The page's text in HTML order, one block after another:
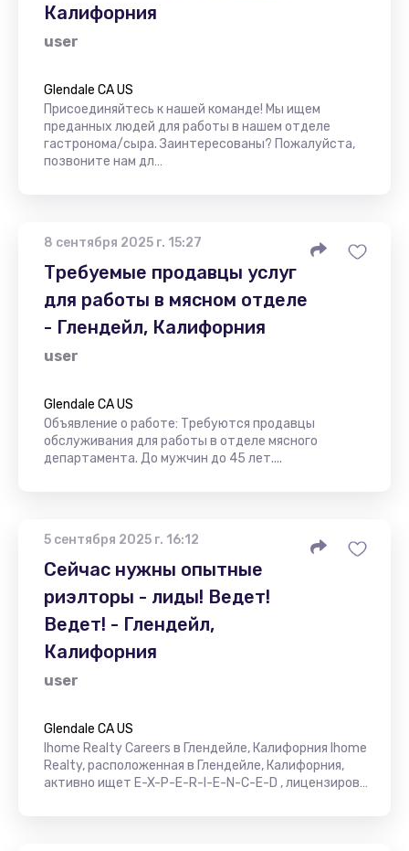
Калифорния
user
Glendale CA US
Присоединяйтесь к нашей команде! Мы ищем
преданных людей для работы в нашем отделе
гастронома/сыра. Заинтересованы? Пожалуйста,
позвоните нам дл…
8 сентября 2025 г. 15:27
Требуемые продавцы услуг
для работы в мясном отделе
- Глендейл, Калифорния
user
Glendale CA US
Объявление о работе: Требуются продавцы
обслуживания для работы в отделе мясного
департамента. До мужчин до 45 лет....
5 сентября 2025 г. 16:12
Сейчас нужны опытные
риэлторы - лиды! Ведет!
Ведет! - Глендейл,
Калифорния
user
Glendale CA US
Ihome Realty Careers в Глендейле, Калифорния Ihome
Realty, расположенная в Глендейле, Калифорния,
активно ищет E-X-P-E-R-I-E-N-C-E-D , лицензиров…